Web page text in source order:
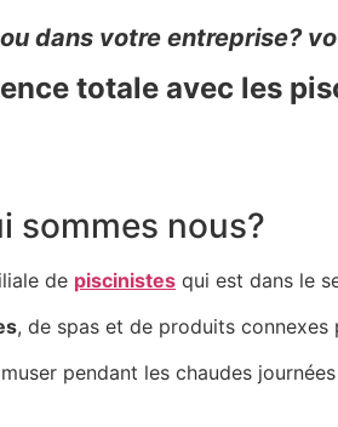
dans votre entreprise?
totale avec les
sommes nous?
de piscinistes qui est dans le
, de spas et de produits connexes
pendant les chaudes